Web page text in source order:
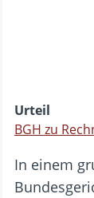
Urteil
BGH zu
In einem